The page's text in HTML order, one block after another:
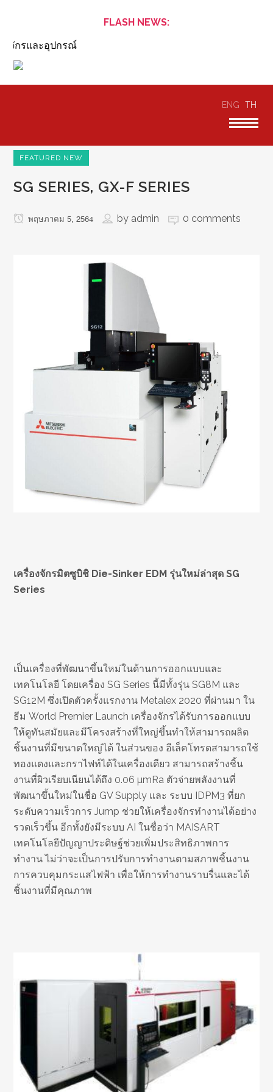
FLASH NEWS:
กรและอุปกรณ์
ENG TH
FEATURED NEW
SG SERIES, GX-F SERIES
พฤษภาคม 5, 2564 by admin 0 comments
เครื่องจักรมิตซูบิชิ Die-Sinker EDM รุ่นใหม่ล่าสุด SG
Series
เป็นเครื่องที่พัฒนาขึ้นใหม่ในด้านการออกแบบและ
เทคโนโลยี โดยเครื่อง SG Series นี้มีทั้งรุ่น SG8M และ
SG12M ซึ่งเปิดตัวครั้งแรกงาน Metalex 2020 ที่ผ่านมา ใน
ธีม World Premier Launch เครื่องจักรได้รับการออกแบบ
ให้ดูทันสมัยและมีโครงสร้างที่ใหญ่ขึ้นทำให้สามารถผลิต
ชิ้นงานที่มีขนาดใหญ่ได้ ในส่วนของ อีเล็คโทรดสามารถใช้
ทองแดงและกราไฟท์ได้ในเครื่องเดียว สามารถสร้างชิ้น
งานที่ผิวเรียบเนียนได้ถึง 0.06 µmRa ตัวจ่ายพลังงานที่
พัฒนาขึ้นใหม่ในชื่อ GV Supply และ ระบบ IDPM3 ที่ยก
ระดับความเร็วการ Jump ช่วยให้เครื่องจักรทำงานได้อย่าง
รวดเร็วขึ้น อีกทั้งยังมีระบบ AI ในชื่อว่า MAISART
เทคโนโลยีปัญญาประดิษฐ์ช่วยเพิ่มประสิทธิภาพการ
ทำงาน ไม่ว่าจะเป็นการปรับการทำงานตามสภาพชิ้นงาน
การควบคุมกระแสไฟฟ้า เพื่อให้การทำงานราบรื่นและได้
ชิ้นงานที่มีคุณภาพ